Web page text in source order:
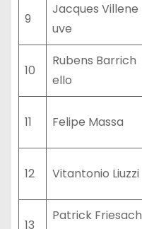
9
Jacques Villene
uve
10
Rubens Barrich
ello
11 Felipe Massa
12 Vitantonio Liuzzi
13
Patrick Friesach